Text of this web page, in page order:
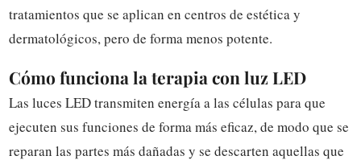
tratamientos que se aplican en centros de estética y
dermatológicos, pero de forma menos potente.
Cómo funciona la terapia con luz LED
Las luces LED transmiten energía a las células para que
ejecuten sus funciones de forma más eficaz, de modo que se
reparan las partes más dañadas y se descarten aquellas que